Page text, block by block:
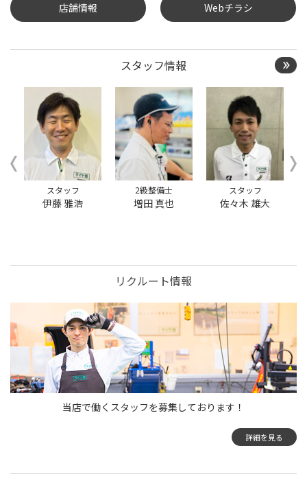
タイヤ点検・安全点検/タ
約
クローク契約会員専用タ
イヤ履き替え※タイヤ履
き替えを希望のクローク
契約会員の方はこちらを
選択ください
本日のタイヤ履き替え順
番待ち予約 ※クローク契
約会員の方はご利用いた
だけません
店舗情報 Webチラシ
スタッフ情報
スタッフ
伊藤 雅浩
2級整備士
増田 真也
スタッフ
佐々木 雄大
リクルート情報
当店で働くスタッフを募集しております！
詳細を見る